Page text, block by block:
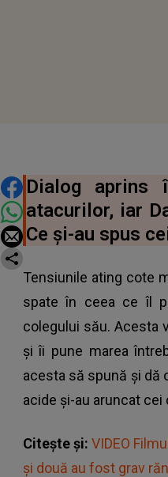
DISTRIBUIE
Dialog aprins
atacurilor, iar
Ce și-au spus
Tensiunile ating cote
spate în ceea ce îl
colegului său. Acesta
și îi pune marea
acesta să spună și dă
acide și-au aruncat
Citește și: VIDEO
şi două au fost grav